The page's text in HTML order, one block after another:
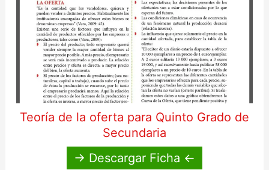
Teoría de la oferta para Quinto Grado de
Secundaria
→ Descargar Ficha ←